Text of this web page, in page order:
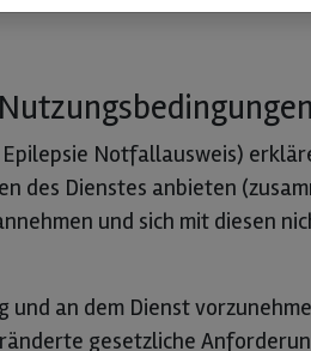
Notfallausweis)
des Dienstes anbieten
und sich mit diesen
an dem Dienst
gesetzliche